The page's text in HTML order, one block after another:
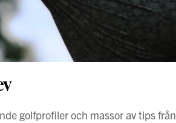
golfprofiler och massor av tips från